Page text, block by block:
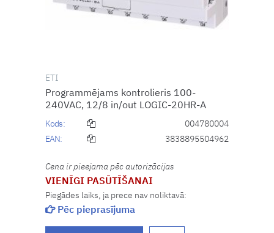
ETI
Programmējams kontrolieris 100-
240VAC, 12/8 in/out LOGIC-20HR-A
Kods:
004780004
EAN:
3838895504962
Cena ir pieejama pēc autorizācijas
VIENĪGI PASŪTĪŠANAI
Piegādes laiks, ja prece nav noliktavā:
Pēc pieprasījuma